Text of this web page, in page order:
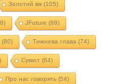
Золотий вік(105)
JFuture (88)
(80) Тижнева глава (74)
Суккот (64)
Про нас говорять(54)